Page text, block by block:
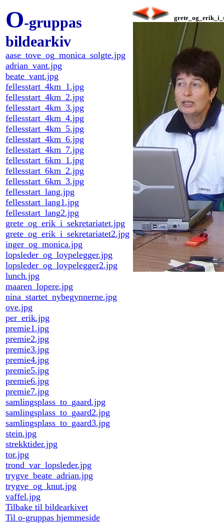
O-gruppas
bildearkiv
aase_tove_og_monica_solgte.jpg
adrian_vant.jpg
beate_vant.jpg
fellesstart_4km_1.jpg
fellesstart_4km_2.jpg
fellesstart_4km_3.jpg
fellesstart_4km_4.jpg
fellesstart_4km_5.jpg
fellesstart_4km_6.jpg
fellesstart_4km_7.jpg
fellesstart_6km_1.jpg
fellesstart_6km_2.jpg
fellesstart_6km_3.jpg
fellesstart_lang.jpg
fellesstart_lang1.jpg
fellesstart_lang2.jpg
grete_og_erik_i_sekretariatet.jpg
grete_og_erik_i_sekretariatet2.jpg
inger_og_monica.jpg
lopsleder_og_loypelegger.jpg
lopsleder_og_loypelegger2.jpg
lunch.jpg
maaren_lopere.jpg
nina_startet_nybegynnerne.jpg
ove.jpg
per_erik.jpg
premie1.jpg
premie2.jpg
premie3.jpg
premie4.jpg
premie5.jpg
premie6.jpg
premie7.jpg
samlingsplass_to_gaard.jpg
samlingsplass_to_gaard2.jpg
samlingsplass_to_gaard3.jpg
stein.jpg
strekktider.jpg
tor.jpg
trond_var_lopsleder.jpg
trygve_beate_adrian.jpg
trygve_og_knut.jpg
vaffel.jpg
Tilbake til bildearkivet
Til o-gruppas hjemmeside